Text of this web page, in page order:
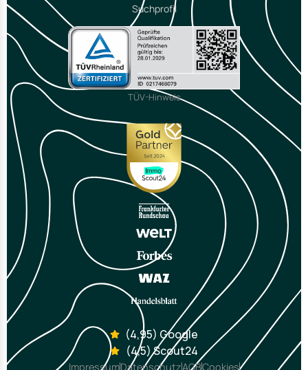
Suchprofil
TÜV-Hinweis
(4,95) Google
(4,5) Scout24
ImpressumDatenschutzAGBCookies